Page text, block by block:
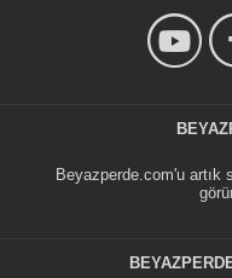
Paul BartonBeyazperde.com'u artık